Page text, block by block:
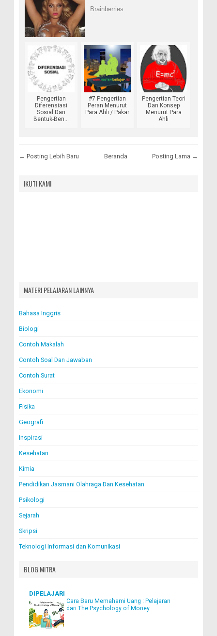
Pengertian
Diferensiasi
Sosial Dan
Bentuk-Ben...
#7 Pengertian
Peran Menurut
Para Ahli / Pakar
Pengertian Teori
Dan Konsep
Menurut Para
Ahli
← Posting Lebih Baru Posting Lama →
Beranda
IKUTI KAMI
MATERI PELAJARAN LAINNYA
Bahasa Inggris
Biologi
Contoh Makalah
Contoh Soal Dan Jawaban
Contoh Surat
Ekonomi
Fisika
Geografi
Inspirasi
Kesehatan
Kimia
Pendidikan Jasmani Olahraga Dan Kesehatan
Psikologi
Sejarah
Skripsi
Teknologi Informasi dan Komunikasi
BLOG MITRA
DIPELAJARI
Cara Baru Memahami Uang : Pelajaran
dari The Psychology of Money